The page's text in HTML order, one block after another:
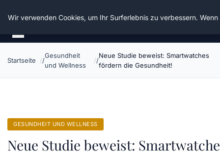
Die Schnitter
Startseite
Gesundheit
und Wellness
Neue Studie beweist: Smartwatches
fördern die Gesundheit!
GESUNDHEIT UND WELLNESS
Neue Studie beweist:
Wir verwenden Cookies, um Ihr Surferlebnis zu verbessern.